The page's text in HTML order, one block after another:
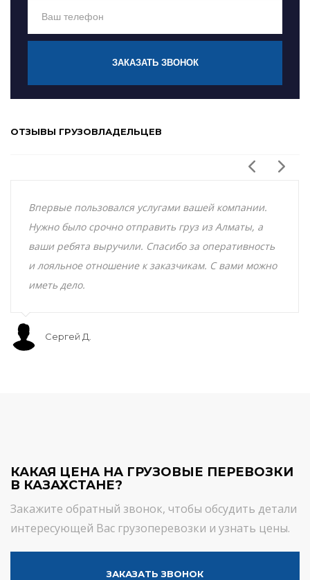
ЗАКАЗАТЬ ЗВОНОК
ОТЗЫВЫ ГРУЗОВЛАДЕЛЬЦЕВ
Впервые пользовался услугами вашей компании.
Нужно было срочно отправить груз из Алматы, а
ваши ребята выручили. Спасибо за оперативность
и лояльное отношение к заказчикам. С вами можно
иметь дело.
Сергей Д.
КАКАЯ ЦЕНА НА ГРУЗОВЫЕ ПЕРЕВОЗКИ
В КАЗАХСТАНЕ?
Закажите обратный звонок, чтобы обсудить детали
интересующей Вас грузоперевозки и узнать цены.
ЗАКАЗАТЬ ЗВОНОК